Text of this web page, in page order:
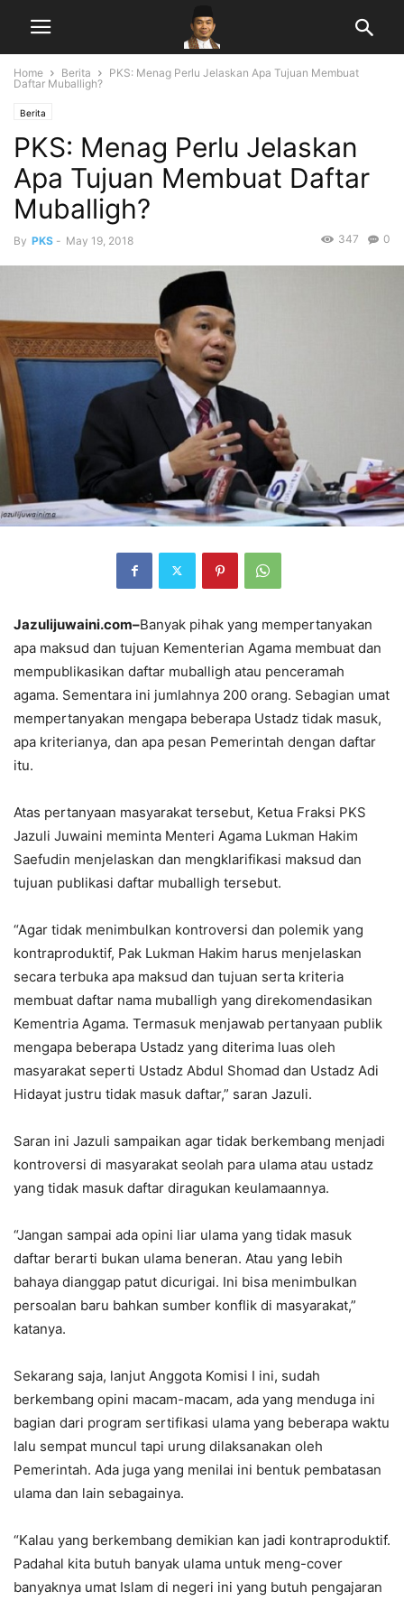
Home Berita
PKS: Menag Perlu Jelaskan Apa Tujuan Membuat
Daftar Muballigh?
Berita
PKS: Menag Perlu Jelaskan
Apa Tujuan Membuat Daftar
Muballigh?
By PKS - May 19, 2018 0
347
Jazulijuwaini.com–Banyak pihak yang mempertanyakan
apa maksud dan tujuan Kementerian Agama membuat dan
mempublikasikan daftar muballigh atau penceramah
agama. Sementara ini jumlahnya 200 orang. Sebagian umat
mempertanyakan mengapa beberapa Ustadz tidak masuk,
apa kriterianya, dan apa pesan Pemerintah dengan daftar
itu.
Atas pertanyaan masyarakat tersebut, Ketua Fraksi PKS
Jazuli Juwaini meminta Menteri Agama Lukman Hakim
Saefudin menjelaskan dan mengklarifikasi maksud dan
tujuan publikasi daftar muballigh tersebut.
“Agar tidak menimbulkan kontroversi dan polemik yang
kontraproduktif, Pak Lukman Hakim harus menjelaskan
secara terbuka apa maksud dan tujuan serta kriteria
membuat daftar nama muballigh yang direkomendasikan
Kementria Agama. Termasuk menjawab pertanyaan publik
mengapa beberapa Ustadz yang diterima luas oleh
masyarakat seperti Ustadz Abdul Shomad dan Ustadz Adi
Hidayat justru tidak masuk daftar,” saran Jazuli.
Saran ini Jazuli sampaikan agar tidak berkembang menjadi
kontroversi di masyarakat seolah para ulama atau ustadz
yang tidak masuk daftar diragukan keulamaannya.
“Jangan sampai ada opini liar ulama yang tidak masuk
daftar berarti bukan ulama beneran. Atau yang lebih
bahaya dianggap patut dicurigai. Ini bisa menimbulkan
persoalan baru bahkan sumber konflik di masyarakat,”
katanya.
Sekarang saja, lanjut Anggota Komisi I ini, sudah
berkembang opini macam-macam, ada yang menduga ini
bagian dari program sertifikasi ulama yang beberapa waktu
lalu sempat muncul tapi urung dilaksanakan oleh
Pemerintah. Ada juga yang menilai ini bentuk pembatasan
ulama dan lain sebagainya.
“Kalau yang berkembang demikian kan jadi kontraproduktif.
Padahal kita butuh banyak ulama untuk meng-cover
banyaknya umat Islam di negeri ini yang butuh pengajaran